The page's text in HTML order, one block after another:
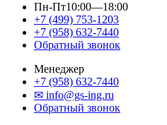
Пн-Пт10:00—18:00
+7 (499) 753-1203
+7 (958) 632-7440
Обратный звонок
Менеджер
+7 (958) 632-7440
✉ info@gs-ing.ru
Обратный звонок